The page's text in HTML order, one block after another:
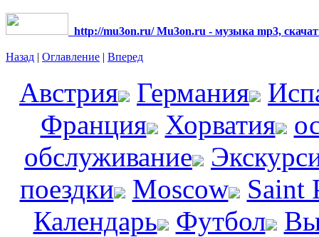
http://mu3on.ru/ Mu3on.ru - музыка mp3,
Назад | Оглавление | Вперед
Австрия Германия
Франция
Хорватия
обслуживание
поездки
Moscow
Saint
Календарь
Футбол